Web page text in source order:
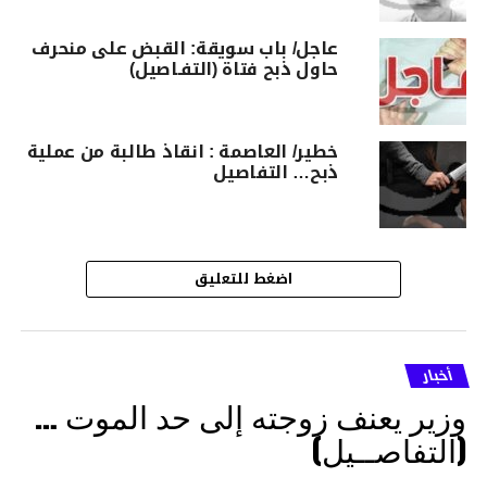
عاجل/ باب سويقة: القبض على منحرف
حاول ذبح فتاة (التفـاصيل)
خطير/ العاصمة : انقاذ طالبة من عملية
ذبح… التفاصيل
اضغط للتعليق
أخبار
وزير يعنف زوجته إلى حد الموت …
(التفاصــيل)